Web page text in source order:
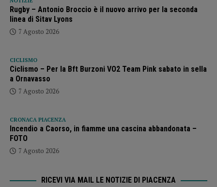
Rugby – Antonio Broccio è il nuovo arrivo per la seconda
linea di Sitav Lyons
7 Agosto 2026
CICLISMO
Ciclismo – Per la Bft Burzoni VO2 Team Pink sabato in sella
a Ornavasso
7 Agosto 2026
CRONACA PIACENZA
Incendio a Caorso, in fiamme una cascina abbandonata –
FOTO
7 Agosto 2026
RICEVI VIA MAIL LE NOTIZIE DI PIACENZA